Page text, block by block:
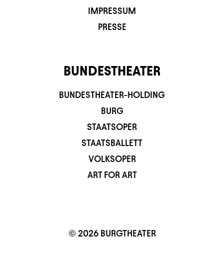
IMPRESSUM
PRESSE
BUNDESTHEATER
BUNDESTHEATER-HOLDING
BURG
STAATSOPER
STAATSBALLETT
VOLKSOPER
ART FOR ART
© 2026 BURGTHEATER